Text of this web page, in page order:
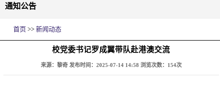
通知公告
首页>> 新闻动态
校党委书记罗成翼带队赴港澳交流
来源：黎奇 发布时间：2025-07-14 14:58 浏览次数： 154次